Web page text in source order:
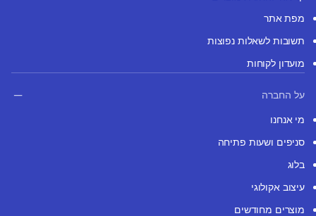
מפת אתר
תשובות לשאלות נפוצות
מועדון לקוחות
על החברה
מי אנחנו
סניפים ושעות פתיחה
בלוג
עיצוב אקולוגי
מוצרים מחודשים